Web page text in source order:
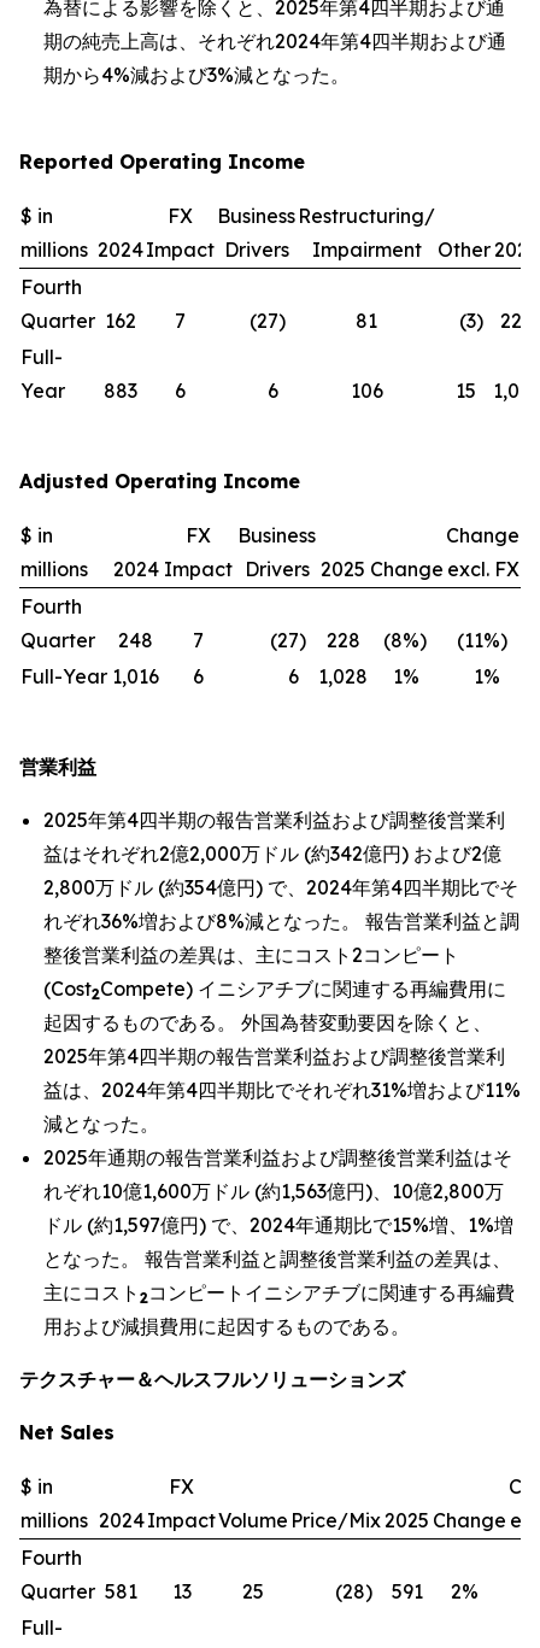
為替による影響を除くと、2025年第4四半期および通
期の純売上高は、それぞれ2024年第4四半期および通
期から4%減および3%減となった。
Reported Operating Income
$ in
millions 2024
FX
Impact
Business
Drivers
Restructuring/
Impairment
Other2025
Fourth
Quarter 162 7 (27) 81 (3)
220
Full-
Year
883 6 6 106 15 1,016
Adjusted Operating Income
$ in
millions
2024
FX
Impact
Business
Drivers 2025 Change
Change
excl. FX
Fourth
Quarter
248 7 (27) 228 (8%) (11%)
Full-Year 1,016 6 6 1,028 1% 1%
営業利益
2025年第4四半期の報告営業利益および調整後営業利
益はそれぞれ2億2,000万ドル (約342億円) および2億
2,800万ドル (約354億円) で、2024年第4四半期比でそ
れぞれ36%増および8%減となった。 報告営業利益と調
整後営業利益の差異は、主にコスト2コンピート
(Cost2Compete) イニシアチブに関連する再編費用に
起因するものである。 外国為替変動要因を除くと、
2025年第4四半期の報告営業利益および調整後営業利
益は、2024年第4四半期比でそれぞれ31%増および11%
減となった。
2025年通期の報告営業利益および調整後営業利益はそ
れぞれ10億1,600万ドル (約1,563億円)、10億2,800万
ドル (約1,597億円) で、2024年通期比で15%増、1%増
となった。 報告営業利益と調整後営業利益の差異は、
主にコスト 2コンピートイニシアチブに関連する再編費
用および減損費用に起因するものである。
テクスチャー＆ヘルスフルソリューションズ
Net Sales
$ in
millions 2024
FX
ImpactVolume Price/Mix2025 Change
Fourth
Quarter 581 13 25 (28) 591 2%
Full-